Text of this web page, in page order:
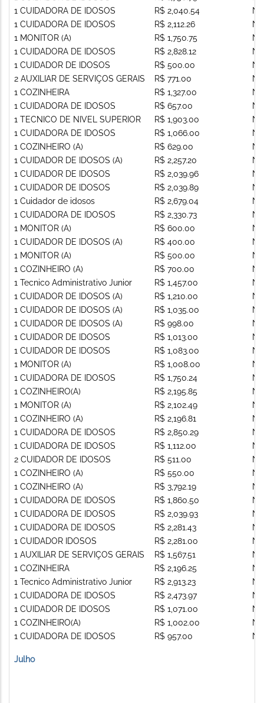
1 CUIDADORA DE IDOSOS
1 CUIDADORA DE IDOSOS
1 MONITOR (A)
1 CUIDADORA DE IDOSOS
1 CUIDADOR DE IDOSOS
2 AUXILIAR DE SERVIÇOS GERAIS
1 COZINHEIRA
1 CUIDADORA DE IDOSOS
1 TECNICO DE NIVEL SUPERIOR
1 CUIDADORA DE IDOSOS
1 COZINHEIRO (A)
1 CUIDADOR DE IDOSOS (A)
1 CUIDADOR DE IDOSOS
1 CUIDADOR DE IDOSOS
1 Cuidador de idosos
1 CUIDADORA DE IDOSOS
1 MONITOR (A)
1 CUIDADOR DE IDOSOS (A)
1 MONITOR (A)
1 COZINHEIRO (A)
1 Tecnico Administrativo Junior
1 CUIDADOR DE IDOSOS (A)
1 CUIDADOR DE IDOSOS (A)
1 CUIDADOR DE IDOSOS (A)
1 CUIDADOR DE IDOSOS
1 CUIDADOR DE IDOSOS
1 MONITOR (A)
1 CUIDADORA DE IDOSOS
1 COZINHEIRO(A)
1 MONITOR (A)
1 COZINHEIRO (A)
1 CUIDADORA DE IDOSOS
1 CUIDADORA DE IDOSOS
2 CUIDADOR DE IDOSOS
1 COZINHEIRO (A)
1 COZINHEIRO (A)
1 CUIDADORA DE IDOSOS
1 CUIDADORA DE IDOSOS
1 CUIDADORA DE IDOSOS
1 CUIDADOR IDOSOS
1 AUXILIAR DE SERVIÇOS GERAIS
1 COZINHEIRA
1 Tecnico Administrativo Junior
1 CUIDADORA DE IDOSOS
1 CUIDADOR DE IDOSOS
1 COZINHEIRO(A)
1 CUIDADORA DE IDOSOS
R$ 2,040.54
R$ 2,112.26
R$ 1,750.75
R$ 2,828.12
R$ 500.00
R$ 771.00
R$ 1,327.00
R$ 657.00
R$ 1,903.00
R$ 1,066.00
R$ 629.00
R$ 2,257.20
R$ 2,039.96
R$ 2,039.89
R$ 2,679.04
R$ 2,330.73
R$ 600.00
R$ 400.00
R$ 500.00
R$ 700.00
R$ 1,457.00
R$ 1,210.00
R$ 1,035.00
R$ 998.00
R$ 1,013.00
R$ 1,083.00
R$ 1,008.00
R$ 1,750.24
R$ 2,195.85
R$ 2,102.49
R$ 2,196.81
R$ 2,850.29
R$ 1,112.00
R$ 511.00
R$ 550.00
R$ 3,792.19
R$ 1,860.50
R$ 2,039.93
R$ 2,281.43
R$ 2,281.00
R$ 1,567.51
R$ 2,196.25
R$ 2,913.23
R$ 2,473.97
R$ 1,071.00
R$ 1,002.00
R$ 957.00
Julho